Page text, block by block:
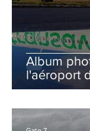
Album
l'aéroport